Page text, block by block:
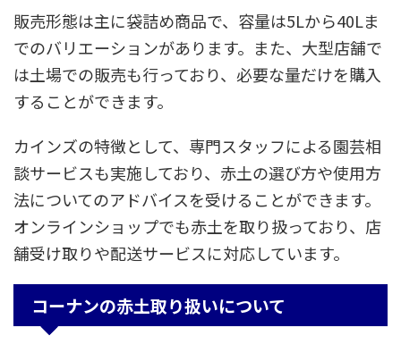
販売形態は主に袋詰め商品で、容量は5Lから40Lま
でのバリエーションがあります。また、大型店舗で
は土場での販売も行っており、必要な量だけを購入
することができます。
カインズの特徴として、専門スタッフによる園芸相
談サービスも実施しており、赤土の選び方や使用方
法についてのアドバイスを受けることができます。
オンラインショップでも赤土を取り扱っており、店
舗受け取りや配送サービスに対応しています。
コーナンの赤土取り扱いについて